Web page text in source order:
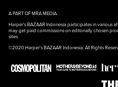
A PART OF MRA MEDIA.
Harper's BAZAAR Indonesia participates in various
may get paid commissions on editorially chosen
sites.
©2020 Harper's BAZAAR Indonesia. All Rights